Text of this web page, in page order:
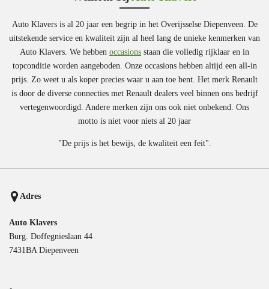
Auto Klavers is al 20 jaar een begrip in het Overijsselse Diepenveen. De
uitstekende service en kwaliteit zijn al heel lang de unieke kenmerken van
Auto Klavers. We hebben occasions staan die volledig rijklaar en in
topconditie worden aangeboden. Onze occasions hebben altijd een all-in
prijs. Zo weet u als koper precies waar u aan toe bent. Het merk Renault
is door de diverse connecties met Renault dealers veel binnen ons bedrijf
vertegenwoordigd. Andere merken zijn ons ook niet onbekend. Ons
motto is niet voor niets al 20 jaar
"De prijs is het bewijs, de kwaliteit een feit".
Adres
Auto Klavers
Burg. Doffegnieslaan 44
7431BA Diepenveen